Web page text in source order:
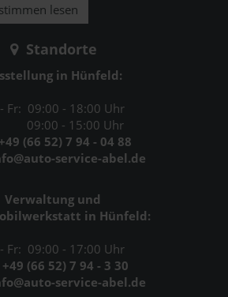
lesen
Standorte
in Hünfeld:
Fr: 09:00 - 18:00 Uhr
09:00 - 15:00 Uhr
(66 52) 7 94 - 04 88
service-abel.de
Verwaltung und
in Hünfeld:
Fr: 09:00 - 17:00 Uhr
(66 52) 7 94 - 3 30
service-abel.de